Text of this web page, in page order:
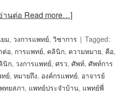
านต่อ Read more…]
ม, วงการแพทย์,วิชาการ
Tagged:
ต่อ, การแพทย์, คลินิก, ความหมาย, คือ,
นิก, วงการแพทย์,ศรว,ศัพท์,ศัพท์การ
ย์,หมายถึง, องค์กรแพทย์, อาจารย์
ทยสภา, แพทย์ประจำบ้าน, แพทย์พี่